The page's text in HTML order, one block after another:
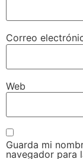
Correo
Web
Guarda mi
navegador para